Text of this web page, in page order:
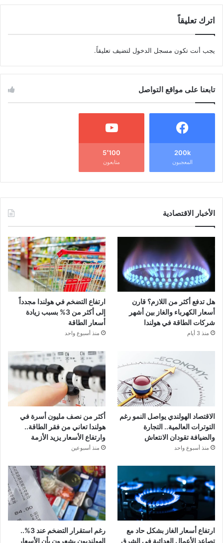
اترك تعليقاً
يجب أنت تكون مسجل الدخول لتضيف تعليقاً.
تابعنا على مواقع التواصل
200k
المعجبون
5٬100
متابعون
الأخبار الاقتصادية
هل تدفع أكثر من اللازم؟ قارن
أسعار الكهرباء والغاز بين أشهر
شركات الطاقة في هولندا
منذ 3 أيام
ارتفاع التضخم في هولندا مجدداً
إلى أكثر من 3% بسبب زيادة
أسعار الطاقة
منذ أسبوع واحد
الاقتصاد الهولندي يواصل النمو رغم
التوترات العالمية.. التجارة
والضيافة تقودان الانتعاش
منذ أسبوع واحد
أكثر من نصف مليون أسرة في
هولندا تعاني من فقر الطاقة..
وارتفاع الأسعار يزيد الأزمة
منذ أسبوعين
ارتفاع أسعار الغاز بشكل حاد مع
تصاعد الأعمال العدائية في الشرق
رغم استقرار التضخم عند 3%..
الهولنديون يشعرون بأن الأسعار